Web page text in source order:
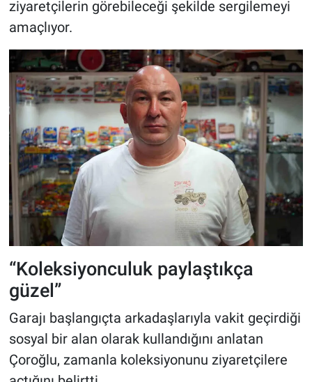
ziyaretçilerin görebileceği şekilde sergilemeyi
amaçlıyor.
“Koleksiyonculuk paylaştıkça
güzel”
Garajı başlangıçta arkadaşlarıyla vakit geçirdiği
sosyal bir alan olarak kullandığını anlatan
Çoroğlu, zamanla koleksiyonunu ziyaretçilere